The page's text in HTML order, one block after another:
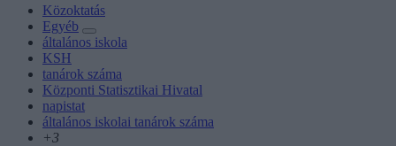
Közoktatás
Egyéb
általános iskola
KSH
tanárok száma
Központi Statisztikai Hivatal
napistat
általános iskolai tanárok száma
+3